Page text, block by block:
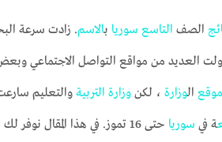
الصف التاسع سوريا بالاسم. زادت سرعة
العديد من مواقع التواصل الاجتماعي وبعض
موقع الوزارة ، لكن وزارة التربية والتعليم
ة في سوريا حتى 16 تموز. في هذا المقال نوفر لك روابط لمعرفة النتيجة